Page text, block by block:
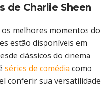
de Charlie Sheen
melhores momentos do
estão disponíveis em
clássicos do cinema
séries de comédia como
conferir sua versatilidade